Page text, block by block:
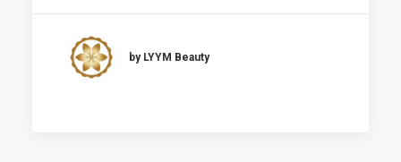
by LYYM Beauty